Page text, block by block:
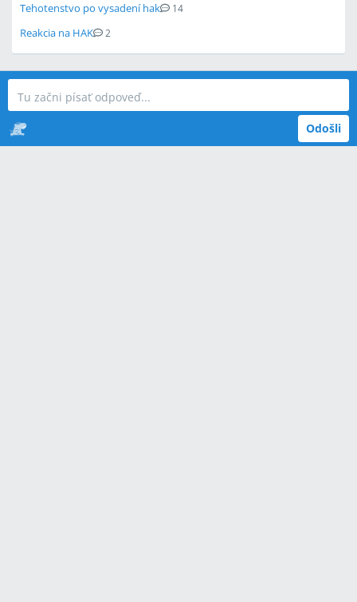
Tehotenstvo po vysadení hak 14
Reakcia na HAK 2
Odošli